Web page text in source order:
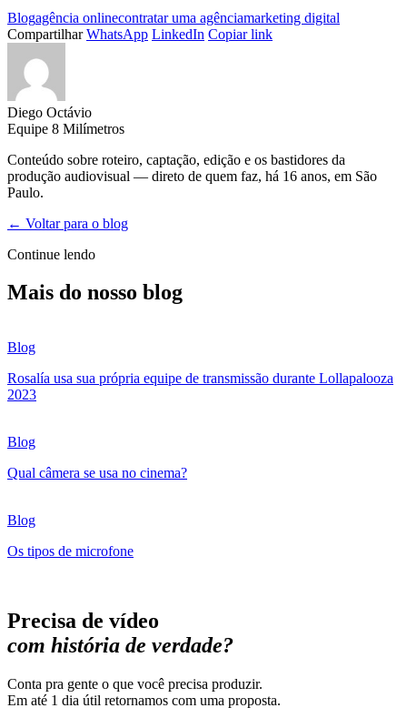
Blogagência onlinecontratar uma agênciamarketing digital
Compartilhar WhatsApp LinkedIn Copiar link
Diego Octávio
Equipe 8 Milímetros
Conteúdo sobre roteiro, captação, edição e os bastidores da
produção audiovisual — direto de quem faz, há 16 anos, em São
Paulo.
← Voltar para o blog
Continue lendo
Mais do nosso blog
Blog
Rosalía usa sua própria equipe de transmissão durante Lollapalooza
2023
Blog
Qual câmera se usa no cinema?
Blog
Os tipos de microfone
Precisa de vídeo
com história de verdade?
Conta pra gente o que você precisa produzir.
Em até 1 dia útil retornamos com uma proposta.